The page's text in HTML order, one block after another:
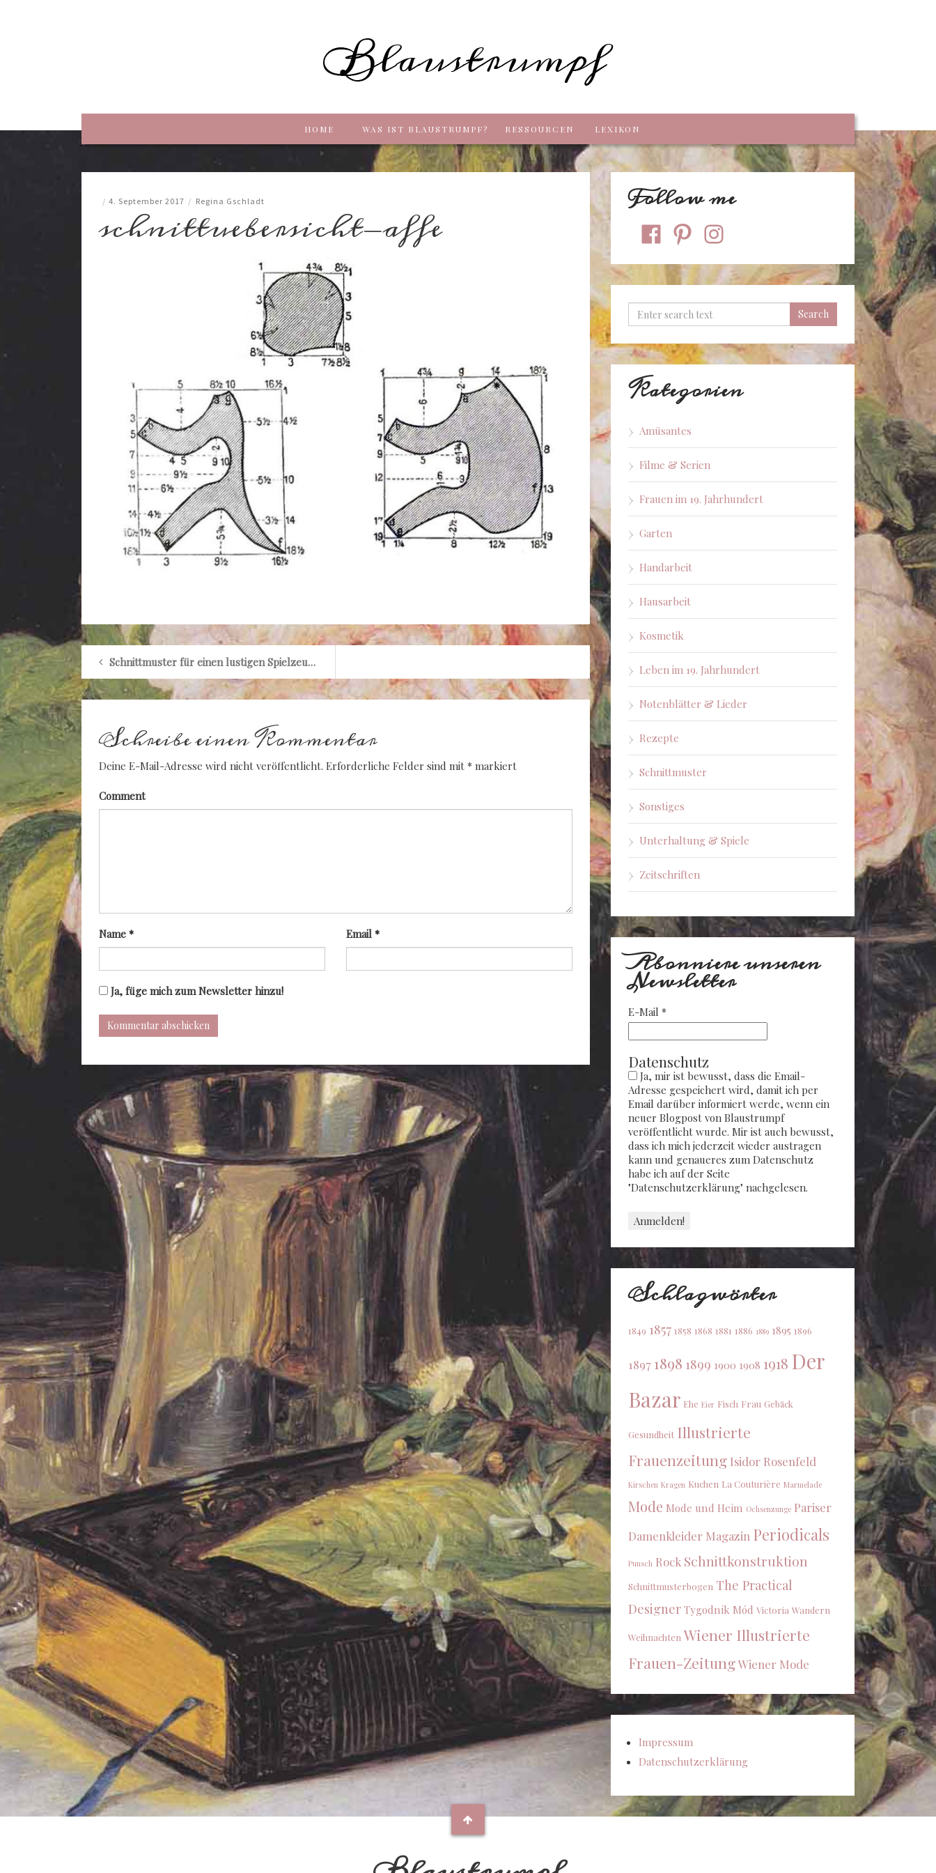
Blaustrumpf
HOME WAS IST BLAUSTRUMPF? RESSOURCEN LEXIKON
/ 4. September 2017 / Regina Gschladt
schnittuebersicht-affe
Schnittmuster für einen lustigen Spielzeug-Affen
Schreibe einen Kommentar
Deine E-Mail-Adresse wird nicht veröffentlicht. Erforderliche Felder sind mit * markiert
Comment
Name * Email *
Ja, füge mich zum Newsletter hinzu!
Follow me
facebookpinterestinstagram
Kategorien
Amüsantes
Filme & Serien
Frauen im 19. Jahrhundert
Garten
Handarbeit
Hausarbeit
Kosmetik
Leben im 19. Jahrhundert
Notenblätter & Lieder
Rezepte
Schnittmuster
Sonstiges
Unterhaltung & Spiele
Zeitschriften
Abonniere unseren
Newsletter
E-Mail *
Datenschutz
Ja, mir ist bewusst, dass die Email-
Adresse gespeichert wird, damit ich per
Email darüber informiert werde, wenn ein
neuer Blogpost von Blaustrumpf
veröffentlicht wurde. Mir ist auch bewusst,
dass ich mich jederzeit wieder austragen
kann und genaueres zum Datenschutz
habe ich auf der Seite
"Datenschutzerklärung" nachgelesen.
Schlagwörter
1849 1857 1858 1868 1881 1886 1889 1895 1896
18971898 1899 1900 1908 1918 Der
Bazar Ehe Eier Fisch Frau Gebäck
Gesundheit Illustrierte
Frauenzeitung Isidor Rosenfeld
Kirschen Kragen Kuchen La Couturière Marmelade
Mode Mode und Heim Ochsenzunge Pariser
Damenkleider Magazin Periodicals
Punsch Rock Schnittkonstruktion
Schnittmusterbogen The Practical
Designer Tygodnik Mód Victoria Wandern
Weihnachten Wiener Illustrierte
Frauen-ZeitungWiener Mode
Impressum
Datenschutzerklärung